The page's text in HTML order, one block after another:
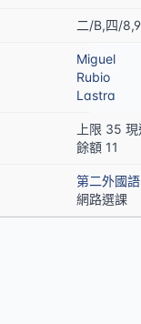
二/B,四/
Miguel
Rubio
Lastra
上限 35
餘額 11
第二外國語
網路選課